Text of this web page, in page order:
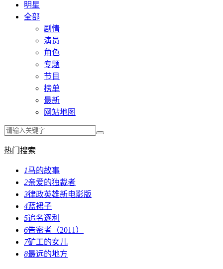
明星
全部
剧情
演员
角色
专题
节目
榜单
最新
网站地图
热门搜索
1马的故事
2亲爱的独裁者
3律政英雄新电影版
4蓝裙子
5追名逐利
6告密者（2011）
7矿工的女儿
8最远的地方